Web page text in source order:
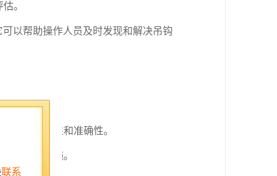
。
以帮助操作人员及时发现和解决吊钩
控的全面性和准确性。
员采取措施。